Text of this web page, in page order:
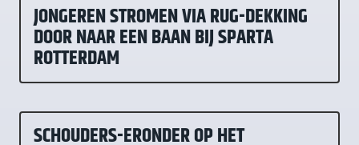
JONGEREN STROMEN VIA RUG-DEKKING
DOOR NAAR EEN BAAN BIJ SPARTA
ROTTERDAM
SCHOUDERS-ERONDER OP HET